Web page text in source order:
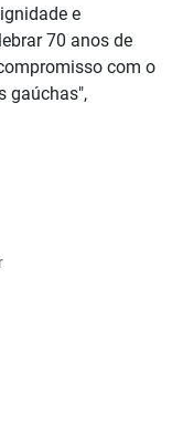
e
70 anos de
com o
gaúchas",